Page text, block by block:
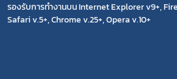
รองรับการทำงานบน Internet Explorer v9+,
Safari v.5+, Chrome v.25+, Opera v.10+